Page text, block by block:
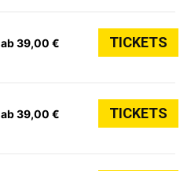
ab 39,00 € TICKETS
ab 39,00 € TICKETS